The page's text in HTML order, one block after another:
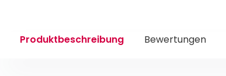
Produktbeschreibung Bewertungen